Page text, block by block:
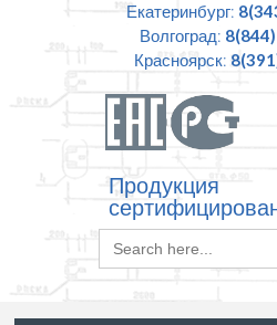
Екатеринбург:
Волгоград:
Красноярск:
Продукция
Search
for: